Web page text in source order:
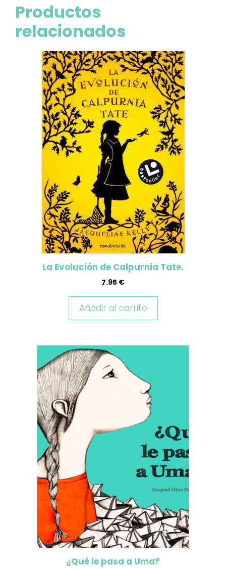
Productos
relacionados
La Evolución de Calpurnia Tate.
7.95 €
Añadir al carrito
¿Qué le pasa a Uma?